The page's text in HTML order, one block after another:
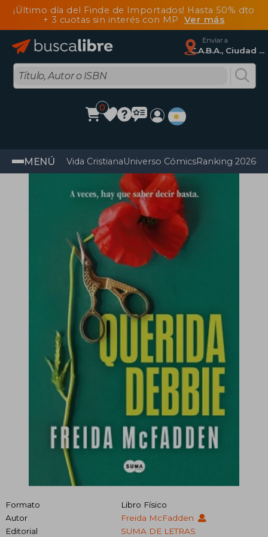
¡Último día del Finde de Importados! Hasta 50% dto
+ 3 cuotas sin interés con MP Ver más
Enviar a
C.A.B.A., Ciudad Autónoma De Buenos Aires
0
MENÚ Vida CristianaUniverso CómicsRanking 2026
Formato
Libro Físico
Autor
Freida McFadden
Editorial
SUMA DE LETRAS